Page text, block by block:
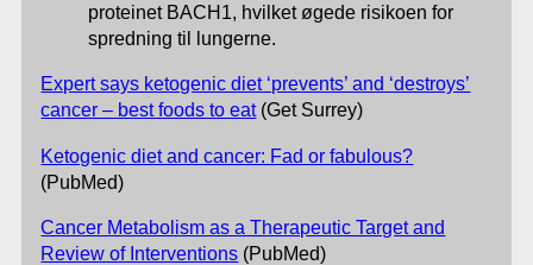
proteinet BACH1, hvilket øgede risikoen for
spredning til lungerne.
Expert says ketogenic diet ‘prevents’ and ‘destroys’
cancer – best foods to eat(Get Surrey)
Ketogenic diet and cancer: Fad or fabulous?
(PubMed)
Cancer Metabolism as a Therapeutic Target and
Review of Interventions (PubMed)